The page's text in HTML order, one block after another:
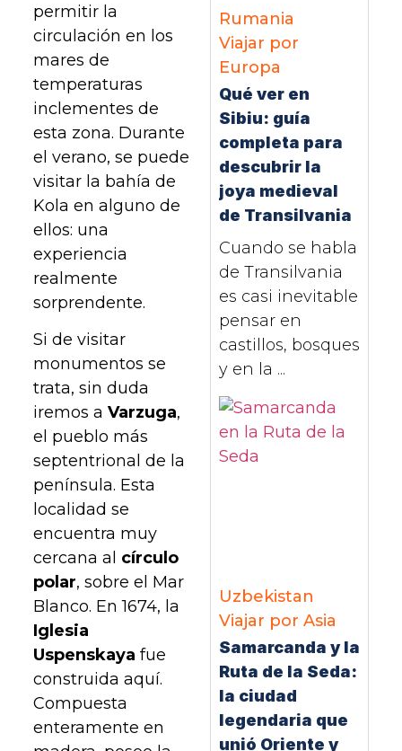
permitir la
circulación en los
mares de
temperaturas
inclementes de
esta zona. Durante
el verano, se puede
visitar la bahía de
Kola en alguno de
ellos: una
experiencia
realmente
sorprendente.
Si de visitar
monumentos se
trata, sin duda
iremos aVarzuga,
el pueblo más
septentrional de la
península. Esta
localidad se
encuentra muy
cercana al círculo
polar, sobre el Mar
Blanco. En 1674, la
Iglesia
Uspenskaya fue
construida aquí.
Compuesta
enteramente en
Rumania
Viajar por
Europa
Qué ver en
Sibiu: guía
completa para
descubrir la
joya medieval
de Transilvania
Cuando se habla
de Transilvania
es casi inevitable
pensar en
castillos, bosques
y en la ...
Uzbekistan
Viajar por Asia
Samarcanda y la
Ruta de la Seda:
la ciudad
legendaria que
unió Oriente y